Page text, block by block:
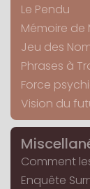
Le Pendu
Mémoire
Jeu des
Phrases à
Force
Vision du
Comment
Enquête